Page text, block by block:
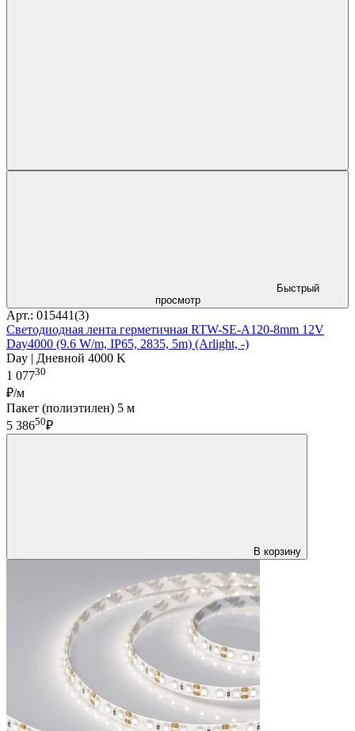
Быстрый
просмотр
Арт.: 015441(3)
Светодиодная лента герметичная RTW-SE-A120-8mm 12V
Day4000 (9.6 W/m, IP65, 2835, 5m) (Arlight, -)
Day | Дневной 4000 K
1 07730
₽/м
Пакет (полиэтилен) 5 м
5 38650₽
В корзину